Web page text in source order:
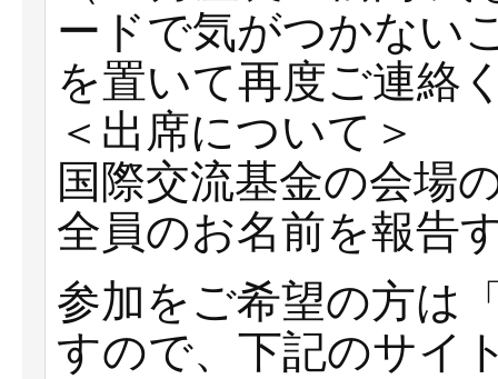
ードで気がつかない
を置いて再度ご連絡
＜出席について＞
国際交流基金の会場
全員のお名前を報告
参加をご希望の方は
すので、下記のサイ